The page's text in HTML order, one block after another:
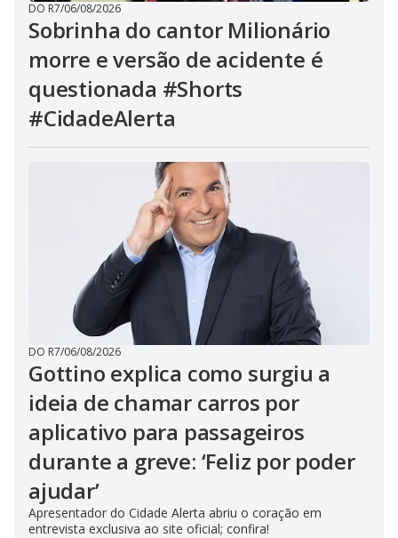
DO R7/06/08/2026
Sobrinha do cantor Milionário
morre e versão de acidente é
questionada #Shorts
#CidadeAlerta
DO R7/06/08/2026
Gottino explica como surgiu a
ideia de chamar carros por
aplicativo para passageiros
durante a greve: ‘Feliz por poder
ajudar’
Apresentador do Cidade Alerta abriu o coração em
entrevista exclusiva ao site oficial; confira!